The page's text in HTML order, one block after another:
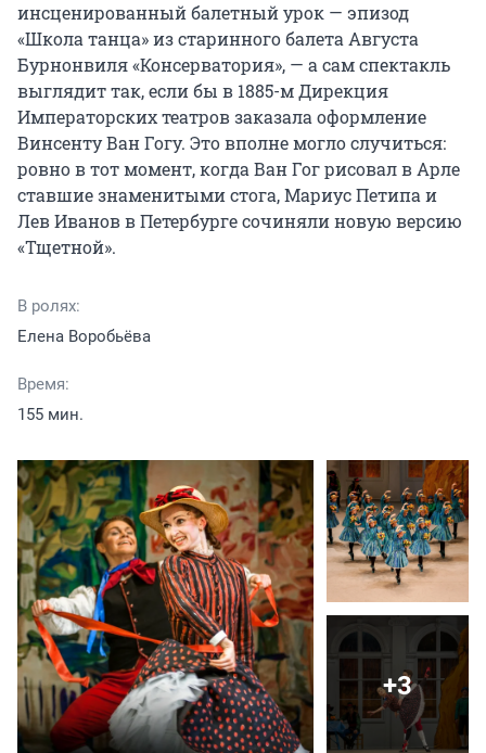
инсценированный балетный урок — эпизод
«Школа танца» из старинного балета Августа
Бурнонвиля «Консерватория», — а сам спектакль
выглядит так, если бы в 1885-м Дирекция
Императорских театров заказала оформление
Винсенту Ван Гогу. Это вполне могло случиться:
ровно в тот момент, когда Ван Гог рисовал в Арле
ставшие знаменитыми стога, Мариус Петипа и
Лев Иванов в Петербурге сочиняли новую версию
«Тщетной».
В ролях:
Елена Воробьёва
Время:
155 мин.
+3